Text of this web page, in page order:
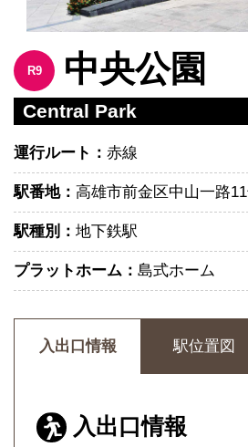
R9 中央公園
Central Park
運行ルート： 赤線
駅番地： 高雄市前金区中山一路
駅種別： 地下鉄駅
プラットホーム： 島式ホーム
入出口情報 駅位置図
入出口情報